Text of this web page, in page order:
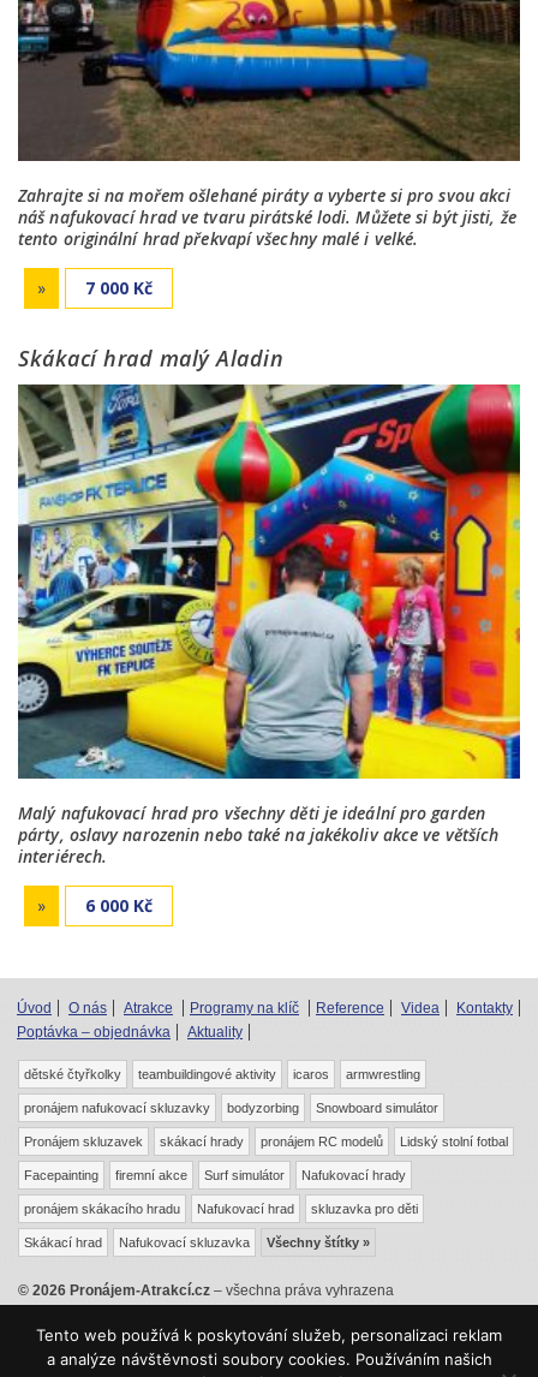
Zahrajte si na mořem ošlehané piráty a vyberte si pro svou akci
náš nafukovací hrad ve tvaru pirátské lodi. Můžete si být jisti, že
tento originální hrad překvapí všechny malé i velké.
» 7 000 Kč
Skákací hrad malý Aladin
Malý nafukovací hrad pro všechny děti je ideální pro garden
párty, oslavy narozenin nebo také na jakékoliv akce ve větších
interiérech.
» 6 000 Kč
Úvod O nás Atrakce Programy na klíč Reference Videa
Kontakty
Poptávka – objednávka
Aktuality
dětské čtyřkolky teambuildingové aktivity icaros armwrestling
pronájem nafukovací skluzavky bodyzorbing Snowboard simulátor
Pronájem skluzavek skákací hrady pronájem RC modelů Lidský stolní fotbal
Facepainting firemní akce Surf simulátor Nafukovací hrady
pronájem skákacího hradu Nafukovací hrad skluzavka pro děti
Skákací hrad Nafukovací skluzavka Všechny štítky »
© 2026 Pronájem-Atrakcí.cz – všechna práva vyhrazena
Kontaktní formuláře tohoto webu jsou chráněny službou Recaptcha –
Ochrana soukromí,Smluvní podmínky
Tento web používá k poskytování služeb, personalizaci reklam
a analýze návštěvnosti soubory cookies. Používáním našich